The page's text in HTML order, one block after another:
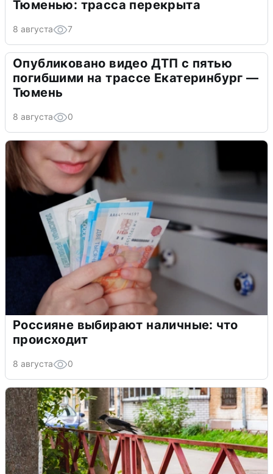
Тюменью: трасса перекрыта
8 августа 7
Опубликовано видео ДТП с пятью
погибшими на трассе Екатеринбург —
Тюмень
8 августа 0
Россияне выбирают наличные: что
происходит
8 августа 0